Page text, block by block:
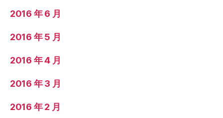
2016 年 6 月
2016 年 5 月
2016 年 4 月
2016 年 3 月
2016 年 2 月